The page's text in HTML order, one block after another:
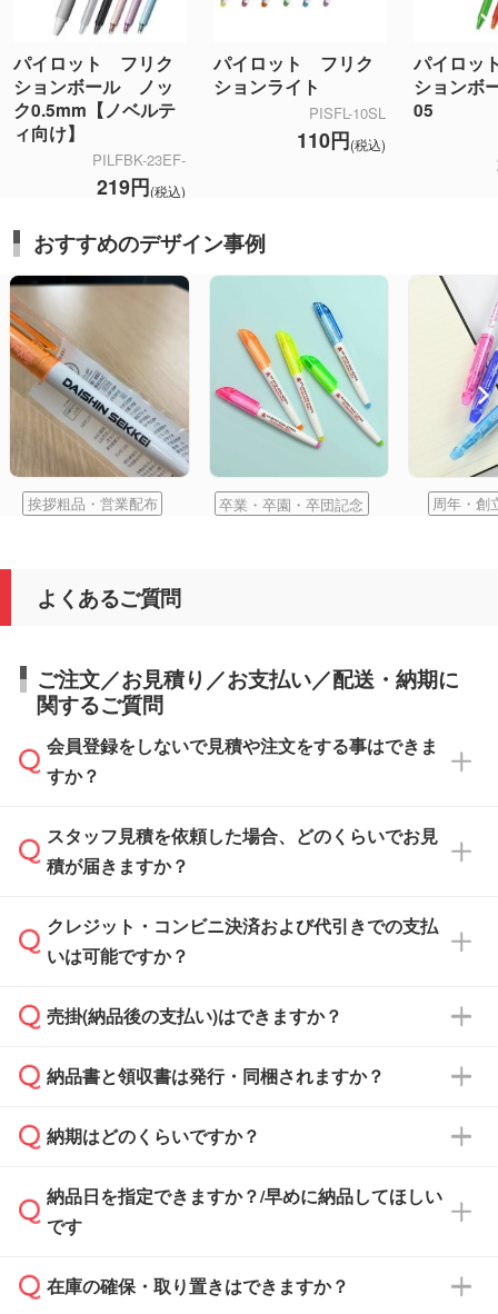
パイロット フリク
ションボール ノッ
ク0.5mm【ノベルテ
ィ向け】
PILFBK-23EF-
219円(税込)
パイロット フリク
ションライト
PISFL-10SL
110円(税込)
パイロッ
ションボ
05
おすすめのデザイン事例
挨拶粗品・営業配布 卒業・卒園・卒団記念 周年・創
よくあるご質問
ご注文／お見積り／お支払い／配送・納期に
関するご質問
会員登録をしないで見積や注文をする事はできま
すか？
可能です。見積・注文フォームにて『ゲストの
まま進む』ボタンからお進みのうえ、ご依頼く
スタッフ見積を依頼した場合、どのくらいでお見
積が届きますか？
通常、翌営業日までにお送りしております。混
雑状況によっては、お時間をいただくこともご
依頼いただいた場合は、翌営業日以降のご連絡
クレジット・コンビニ決済および代引きでの支払
いは可能ですか？
銀行振込のみのご対応となります。
売掛(納品後の支払い)はできますか？
基本的には先入金をお願いしておりますが、自
どの場合は、月末締め翌月末払いに対応可能で
また、卒業・卒園記念品で対策委員会や個人様
校や幼稚園・保育園であれば、同様の条件でご
納品書と領収書は発行・同梱されますか？
納品書・領収書は ご依頼をいただいた場合の
ず、通常はPDFデータをメール添付でお送りし
ます。
たは注文フォームの『ご注文に関する備考欄』
納期はどのくらいですか？
・印刷する場合(500個程度)
ご入金、イメージ画像の校了から約2週間～2
納品日を指定できますか？/早めに納品してほしい
です
ご希望の納期がある場合は、お問い合わせ・お
在庫の確保・取り置きはできますか？